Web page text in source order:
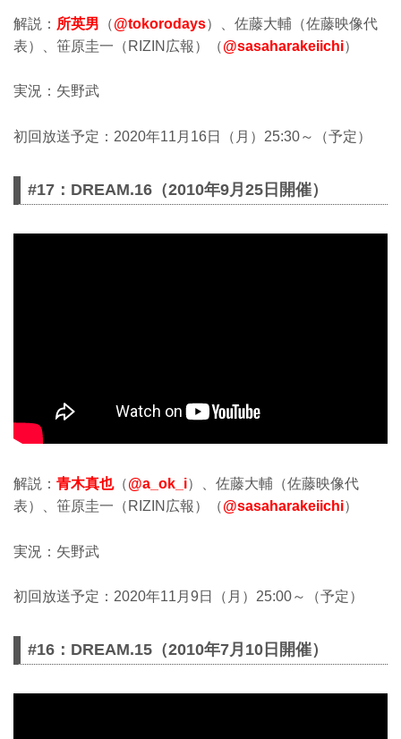
解説： 所英男 （@tokorodays）、佐藤大輔（佐藤映像代
表）、笹原圭一（RIZIN広報）（@sasaharakeiichi）
実況：矢野武
初回放送予定：2020年11月16日（月）25:30～（予定）
#17：DREAM.16（2010年9月25日開催）
解説： 青木真也（@a_ok_i）、佐藤大輔（佐藤映像代
表）、笹原圭一（RIZIN広報）（@sasaharakeiichi）
実況：矢野武
初回放送予定：2020年11月9日（月）25:00～（予定）
#16：DREAM.15（2010年7月10日開催）